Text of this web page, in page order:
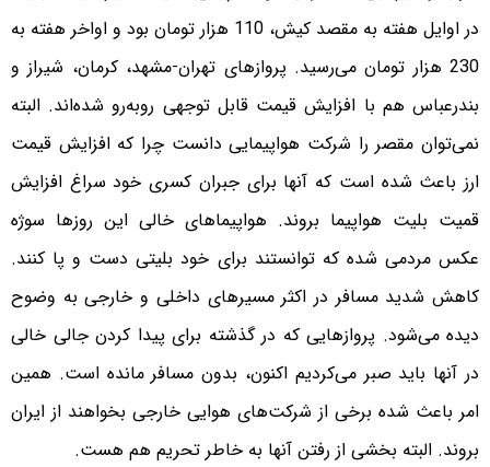
در اوایل هفته به مقصد کیش، 110 هزار تومان بود و اواخر هفته به
230 هزار تومان می‌رسید. پروازهای تهران-مشهد، کرمان، شیراز و
بندرعباس هم با افزایش قیمت قابل توجهی روبه‌رو شده‌اند. البته
نمی‌توان مقصر را شرکت هواپیمایی دانست چرا که افزایش قیمت
ارز باعث شده است که آنها برای جبران کسری خود سراغ افزایش
قمیت بلیت هواپیما بروند. هواپیماهای خالی این روزها سوژه
عکس مردمی شده که توانستند برای خود بلیتی دست و پا کنند.
کاهش شدید مسافر در اکثر مسیرهای داخلی و خارجی به وضوح
دیده می‌شود. پروازهایی که در گذشته برای پیدا کردن جالی خالی
در آنها باید صبر می‌کردیم اکنون، بدون مسافر مانده است. همین
امر باعث شده برخی از شرکت‌های هوایی خارجی بخواهند از ایران
بروند. البته بخشی از رفتن آنها به خاطر تحریم هم هست.